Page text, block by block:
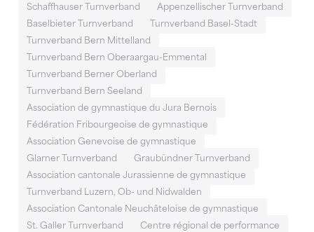
Schaffhauser Turnverband
Appenzellischer Turnverband
Baselbieter Turnverband
Turnverband Basel-Stadt
Turnverband Bern Mittelland
Turnverband Bern Oberaargau-Emmental
Turnverband Berner Oberland
Turnverband Bern Seeland
Association de gymnastique du Jura Bernois
Fédération Fribourgeoise de gymnastique
Association Genevoise de gymnastique
Glarner Turnverband
Graubündner Turnverband
Association cantonale Jurassienne de gymnastique
Turnverband Luzern, Ob- und Nidwalden
Association Cantonale Neuchâteloise de gymnastique
St. Galler Turnverband
Centre régional de performance